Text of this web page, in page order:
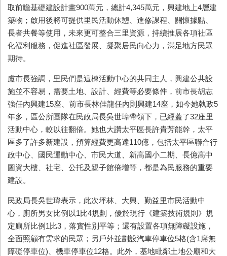
取前瞻基礎建設計畫900萬元，總計4,345萬元，興建地上4層建
築物；啟用後將可提供里民活動休憩、進修課程、關懷據點、
長者共餐等使用，未來更可整合三里資源，持續推展各項社區
化福利服務，促進社區發展、凝聚居民向心力，滿足地方民眾
期待。
盧市長強調，里民們是這棟活動中心的共同主人，興建公共設
施並不容易，需要土地、設計、經費等必要條件，前市長胡志
強任內興建15座、前市長林佳龍任內則興建14座，如今她執政5
年多，區公所團隊在民政局長吳世瑋帶領下，已經蓋了32座里
活動中心，較以往翻倍。她也大讚太平區長許貴芳能幹，太平
區多了許多新建設，預算經費更高達110億，包括太平區聯合行
政中心、國民運動中心、市民大道、新高國小二期、長億高中
圖資大樓、社宅、公托及親子館倍增等，都是為民服務的重要
建設。
民政局長吳世瑋表示，此次坪林、大興、勤益里市民活動中
心，廁所男女比例以1比4規劃，優於現行《建築技術規則》規
定廁所比例1比3 ，落實性別平等；還有設置各項無障礙設施，
全面照顧有需求的民眾；另戶外並劃設汽車停車位5格(含1席無
障礙停車位) 、機車停車位12格。此外，基地毗鄰土地公廟和大